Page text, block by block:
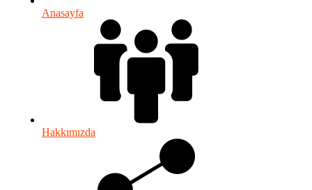
Anasayfa
Hakkımızda